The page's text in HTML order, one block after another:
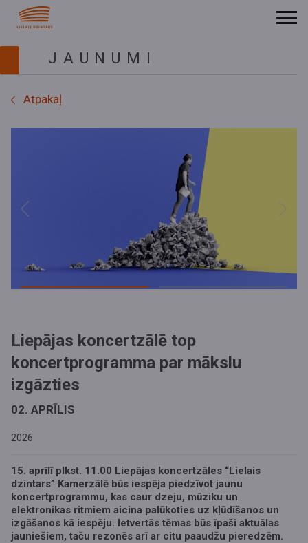
JAUNUMI
Atpakaļ
Previous Next
Liepājas koncertzālē top
koncertprogramma par mākslu
izgāzties
02. APRĪLIS
2026
15. aprīlī plkst. 11.00 Liepājas koncertzāles “Lielais
dzintars” Kamerzālē būs iespēja piedzīvot jaunu
koncertprogrammu, kas caur dzeju, mūziku un
elektronikas ritmiem aicina palūkoties uz kļūdīšanos un
izgāšanos kā iespēju. Ietvertās tēmas būs īpaši aktuālas
jauniešiem, taču rezonēs arī ar citu paaudžu pieredzēm.